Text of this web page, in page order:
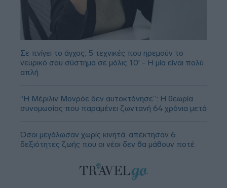
Σε πνίγει το άγχος; 5 τεχνικές που ηρεμούν το
νευρικό σου σύστημα σε μόλις 10' - Η μία είναι πολύ
απλή
“Η Μέριλιν Μονρόε δεν αυτοκτόνησε”: Η θεωρία
συνομωσίας που παραμένει ζωντανή 64 χρόνια μετά
Όσοι μεγάλωσαν χωρίς κινητά, απέκτησαν 6
δεξιότητες ζωής που οι νέοι δεν θα μάθουν ποτέ